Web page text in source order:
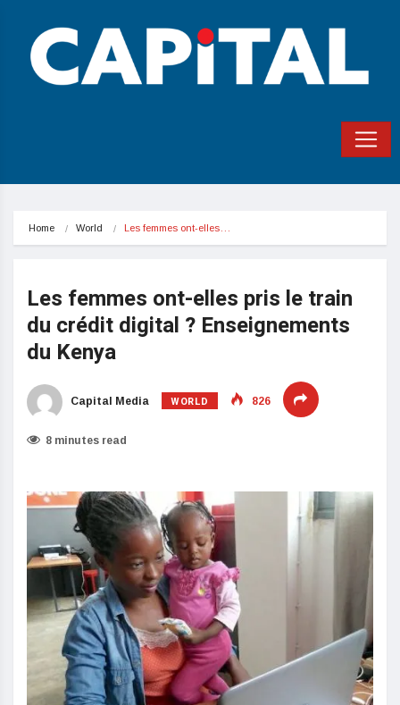
Home World Les femmes ont-elles…
Les femmes ont-elles pris le train
du crédit digital ? Enseignements
du Kenya
Capital Media WORLD 826
8 minutes read